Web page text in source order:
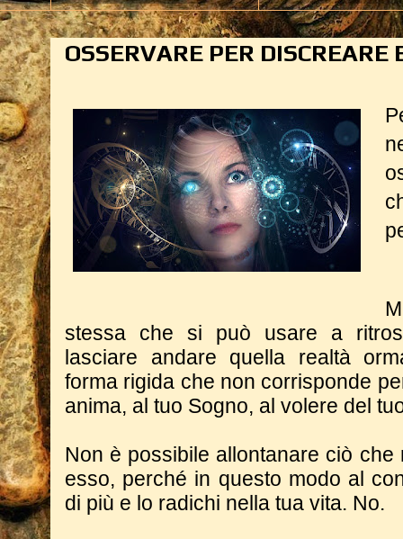
OSSERVARE PER
stessa che si può usare a
lasciare andare quella realtà
forma rigida che non corrisponde
anima, al tuo Sogno, al volere del
Non è possibile allontanare ciò che
esso, perché in questo modo al
di più e lo radichi nella tua vita. No.